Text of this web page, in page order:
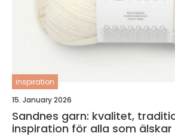
inspiration
15. January 2026
Sandnes garn: kvalitet,
inspiration för alla som